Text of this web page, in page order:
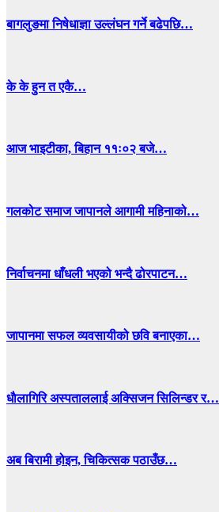
बागलुङमा निषेधाज्ञा उल्लंघन गर्ने बढेपछि…
के के हुन त एकै…
आज भाइटीका, बिहान ११ः०२ बजे…
गलकोट समाज जापानले आगामी महिनाको…
निर्वाचनमा धाँधली भएको भन्दै ढोरपाटन…
जापानमा सफल व्यवसायीको छवि बनाएका…
धाैलागिरि अस्पताललाई अक्सिजन सिलिन्डर र…
अब बिरामी होइन, चिकित्सक पठाउँछ…